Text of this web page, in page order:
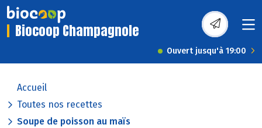
Biocoop Champagnole
Ouvert jusqu'à 19:00
Accueil
Toutes nos recettes
Soupe de poisson au maïs